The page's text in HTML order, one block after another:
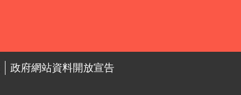
政府網站資料開放宣告